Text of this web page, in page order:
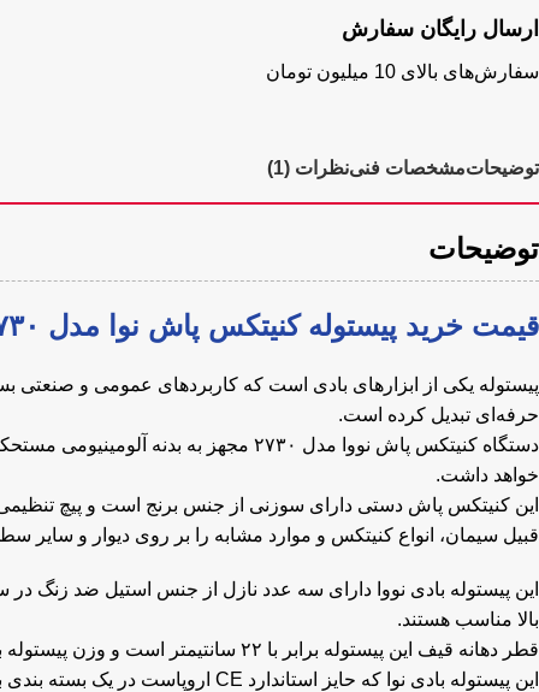
ارسال رایگان سفارش
سفارش‌های بالای 10 میلیون تومان
توضیحاتمشخصات فنینظرات (1)
توضیحات
قیمت خرید پیستوله کنیتکس پاش نوا مدل ۲۷۳۰
پیستوله یکی از ابزارهای بادی است که کاربردهای عمومی و صنعتی
حرفه‌ای تبدیل کرده است.
خواهد داشت.
این کنیتکس پاش دستی دارای سوزنی از جنس برنج است و پیچ
قبیل سیمان، انواع کنیتکس و موارد مشابه را بر روی دیوار و سایر
بالا مناسب هستند.
قطر دهانه قیف این پیستوله برابر با ۲۲ سانتیمتر است و وزن پیستوله برابر با ۷۸۰ گرم می باشد.
این پیستوله بادی نوا که حایز استاندارد CE اروپاست در یک بسته بندی به ابعاد ۲۷×۲۴×۲۴ و وزن ۱۶۲۰ گرم توسط شرکت نووا در کشور چین تولید شده است.